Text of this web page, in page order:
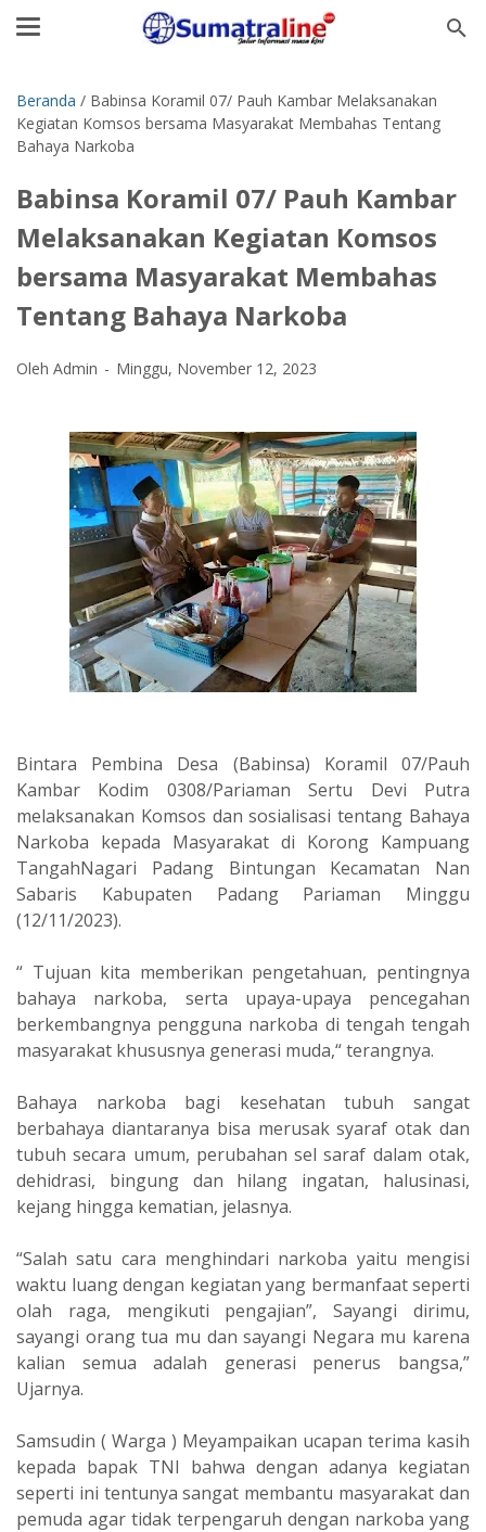
Beranda / Babinsa Koramil 07/ Pauh Kambar Melaksanakan
Kegiatan Komsos bersama Masyarakat Membahas Tentang
Bahaya Narkoba
Babinsa Koramil 07/ Pauh Kambar
Melaksanakan Kegiatan Komsos
bersama Masyarakat Membahas
Tentang Bahaya Narkoba
Oleh Admin Minggu, November 12, 2023
Bintara Pembina Desa (Babinsa) Koramil 07/Pauh
Kambar Kodim 0308/Pariaman Sertu Devi Putra
melaksanakan Komsos dan sosialisasi tentang Bahaya
Narkoba kepada Masyarakat di Korong Kampuang
TangahNagari Padang Bintungan Kecamatan Nan
Sabaris Kabupaten Padang Pariaman Minggu
(12/11/2023).
“ Tujuan kita memberikan pengetahuan, pentingnya
bahaya narkoba, serta upaya-upaya pencegahan
berkembangnya pengguna narkoba di tengah tengah
masyarakat khususnya generasi muda,“ terangnya.
Bahaya narkoba bagi kesehatan tubuh sangat
berbahaya diantaranya bisa merusak syaraf otak dan
tubuh secara umum, perubahan sel saraf dalam otak,
dehidrasi, bingung dan hilang ingatan, halusinasi,
kejang hingga kematian, jelasnya.
“Salah satu cara menghindari narkoba yaitu mengisi
waktu luang dengan kegiatan yang bermanfaat seperti
olah raga, mengikuti pengajian”, Sayangi dirimu,
sayangi orang tua mu dan sayangi Negara mu karena
kalian semua adalah generasi penerus bangsa,”
Ujarnya.
Samsudin ( Warga ) Meyampaikan ucapan terima kasih
kepada bapak TNI bahwa dengan adanya kegiatan
seperti ini tentunya sangat membantu masyarakat dan
pemuda agar tidak terpengaruh dengan narkoba yang